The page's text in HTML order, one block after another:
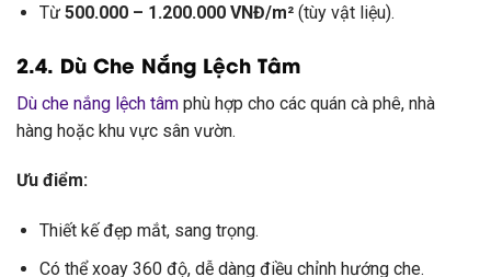
Từ 500.000 – 1.200.000 VNĐ/m²(tùy vật liệu).
2.4. Dù Che Nắng Lệch Tâm
Dù che nắng lệch tâm phù hợp cho các quán cà phê, nhà
hàng hoặc khu vực sân vườn.
Ưu điểm:
Thiết kế đẹp mắt, sang trọng.
Có thể xoay 360 độ, dễ dàng điều chỉnh hướng che.